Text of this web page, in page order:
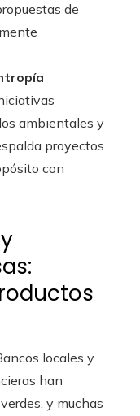
de
ambientales y
proyectos
con
locales y
han
y muchas